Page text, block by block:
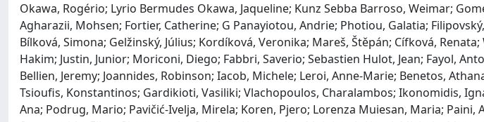
Okawa, Rogério; Lyrio Bermudes Okawa, Jaqueline; Kunz Sebba Barroso, Weimar;
Agharazii, Mohsen; Fortier, Catherine; G Panayiotou, Andrie; Photiou, Galatia;
Bílková, Simona; Gelžinský, Július; Kordíková, Veronika; Mareš, Štěpán; Cífková,
Hakim; Justin, Junior; Moriconi, Diego; Fabbri, Saverio; Sebastien Hulot, Jean; Fayol,
Bellien, Jeremy; Joannides, Robinson; Iacob, Michele; Leroi, Anne-Marie; Benetos,
Tsioufis, Konstantinos; Gardikioti, Vasiliki; Vlachopoulos, Charalambos; Ikonomidis,
Ana; Podrug, Mario; Pavičić-Ivelja, Mirela; Koren, Pjero; Lorenza Muiesan, Maria;